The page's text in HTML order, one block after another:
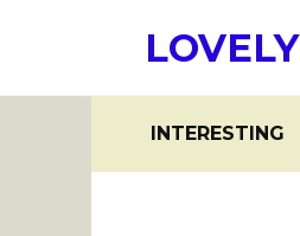
LOVELY
INTERESTING